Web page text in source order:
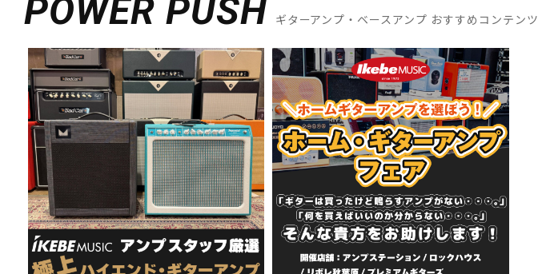
POWER PUSH ギターアンプ・ベースアンプ おすすめコンテンツ